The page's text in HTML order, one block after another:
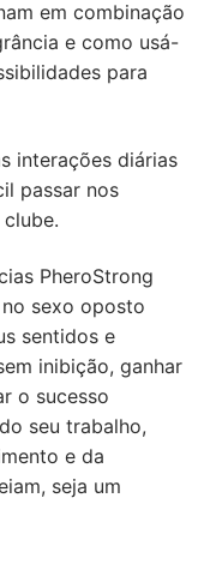
em combinação
e como usá-
para
interações diárias
passar nos
PheroStrong
sexo oposto
sentidos e
inibição, ganhar
o sucesso
seu trabalho,
e da
seja um